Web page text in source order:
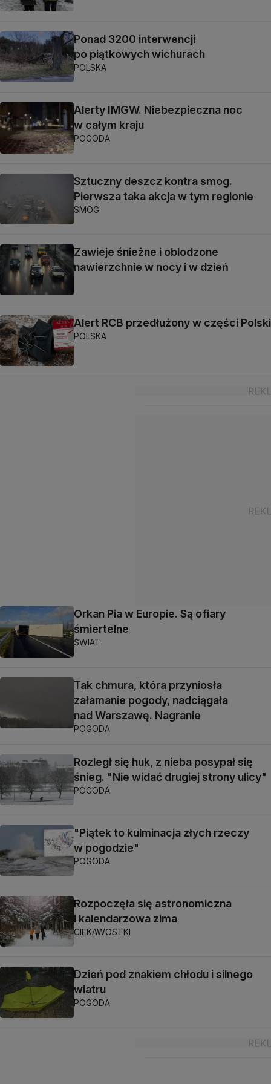
Ponad 3200 interwencji
po piątkowych wichurach
POLSKA
Alerty IMGW. Niebezpieczna noc
w całym kraju
POGODA
Sztuczny deszcz kontra smog.
Pierwsza taka akcja w tym regionie
SMOG
Zawieje śnieżne i oblodzone
nawierzchnie w nocy i w dzień
Alert RCB przedłużony w części Polski
POLSKA
Orkan Pia w Europie. Są ofiary
śmiertelne
ŚWIAT
Tak chmura, która przyniosła
załamanie pogody, nadciągała
nad Warszawę. Nagranie
POGODA
Rozległ się huk, z nieba posypał się
śnieg. "Nie widać drugiej strony ulicy"
POGODA
"Piątek to kulminacja złych rzeczy
w pogodzie"
POGODA
Rozpoczęła się astronomiczna
i kalendarzowa zima
CIEKAWOSTKI
Dzień pod znakiem chłodu i silnego
wiatru
POGODA